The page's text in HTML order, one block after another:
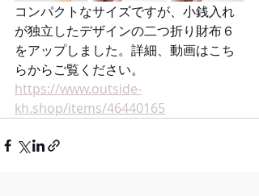
コンパクトなサイズですが、小銭入れ
が独立したデザインの二つ折り財布６
をアップしました。詳細、動画はこち
らからご覧ください。
https://www.outside-
kh.shop/items/46440165